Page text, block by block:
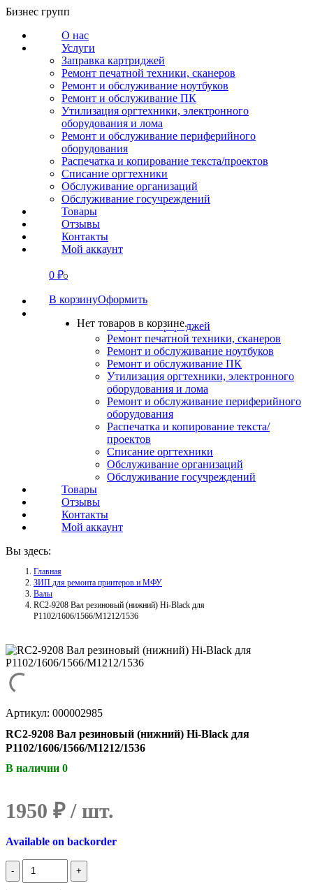
Перейти
содержанию
Бизнес групп
О нас
Услуги
Заправка картриджей
Ремонт печатной техники, сканеров
Ремонт и обслуживание ноутбуков
Ремонт и обслуживание ПК
Утилизация оргтехники, электронного
оборудования и лома
Ремонт и обслуживание периферийного
оборудования
Распечатка и копирование текста/проектов
Списание оргтехники
Обслуживание организаций
Обслуживание госучреждений
Товары
Отзывы
Контакты
Мой аккаунт
0 ₽0
В корзинуОформить
Нет товаров в корзине.
СВЯЗАТЬСЯ
О нас
Заправка картриджей
Ремонт печатной техники, сканеров
Ремонт и обслуживание ноутбуков
Ремонт и обслуживание ПК
Утилизация оргтехники, электронного
оборудования и лома
Ремонт и обслуживание периферийного
оборудования
Распечатка и копирование текста/
проектов
Списание оргтехники
Обслуживание организаций
Обслуживание госучреждений
Товары
Отзывы
Контакты
Мой аккаунт
Вы здесь:
Главная
ЗИП для ремонта принтеров и МФУ
Валы
RC2-9208 Вал резиновый (нижний) Hi-Black для
P1102/1606/1566/M1212/1536
Артикул: 000002985
RC2-9208 Вал резиновый (нижний) Hi-Black для
P1102/1606/1566/M1212/1536
В наличии 0
1950 ₽
Available on backorder
Количество
RC2-